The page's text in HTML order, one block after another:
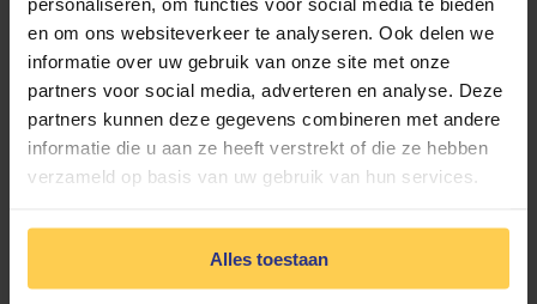
en om ons websiteverkeer te analyseren. Ook delen we
informatie over uw gebruik van onze site met onze
partners voor social media, adverteren en analyse. Deze
partners kunnen deze gegevens combineren met andere
informatie die u aan ze heeft verstrekt of die ze hebben
verzameld op basis van uw gebruik van hun services.
Alles toestaan
Meer ontspanning in iedere houding
Volledig op maat samen te stellen
Uitvoering
90×200 cm (eenpersoons)
Meerdere instaphoogtes mogelijk
Keuze uit500+ stoffen en kleuren